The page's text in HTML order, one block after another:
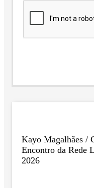
Kayo Magalhães /
Encontro da Rede
2026